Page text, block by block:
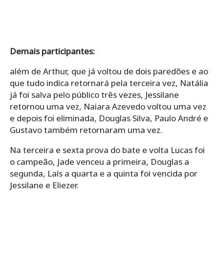
Demais participantes:
além de Arthur, que já voltou de dois paredões e ao
que tudo indica retornará pela terceira vez, Natália
já foi salva pelo público três vezes, Jessilane
retornou uma vez, Naiara Azevedo voltou uma vez
e depois foi eliminada, Douglas Silva, Paulo André e
Gustavo também retornaram uma vez.
Na terceira e sexta prova do bate e volta Lucas foi
o campeão, Jade venceu a primeira, Douglas a
segunda, Laís a quarta e a quinta foi vencida por
Jessilane e Eliezer.